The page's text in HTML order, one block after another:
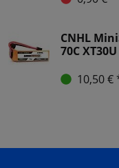
CNHL
70C XT30U
10,50 €